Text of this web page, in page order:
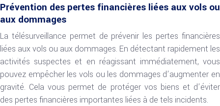
Prévention des pertes financières liées aux vols ou
aux dommages
La télésurveillance permet de prévenir les pertes financières
liées aux vols ou aux dommages. En détectant rapidement les
activités suspectes et en réagissant immédiatement, vous
pouvez empêcher les vols ou les dommages d’augmenter en
gravité. Cela vous permet de protéger vos biens et d’éviter
des pertes financières importantes liées à de tels incidents.